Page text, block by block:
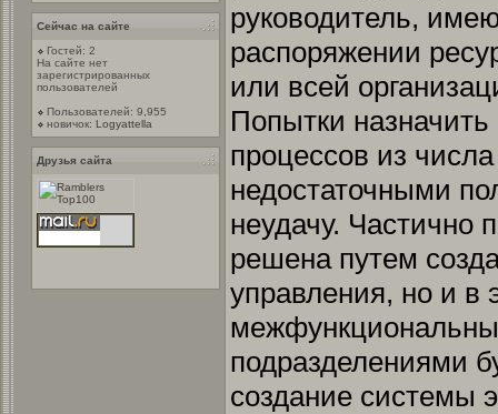
Сейчас на сайте
Гостей: 2
На сайте нет
зарегистрированных
пользователей
Пользователей: 9,955
новичок: Logyattella
Друзья сайта
руководитель,
распоряжении
или всей
Попытки
процессов из
недостаточными
неудачу. Частично
решена путем
управления, но и в
подразделениями
создание системы